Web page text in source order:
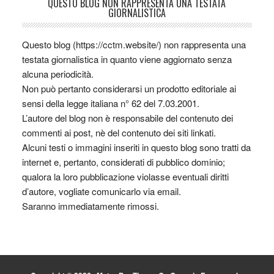
QUESTO BLOG NON RAPPRESENTA UNA TESTATA
GIORNALISTICA
Questo blog (https://cctm.website/) non rappresenta una
testata giornalistica in quanto viene aggiornato senza
alcuna periodicità.
Non può pertanto considerarsi un prodotto editoriale ai
sensi della legge italiana n° 62 del 7.03.2001.
L’autore del blog non è responsabile del contenuto dei
commenti ai post, nè del contenuto dei siti linkati.
Alcuni testi o immagini inseriti in questo blog sono tratti da
internet e, pertanto, considerati di pubblico dominio;
qualora la loro pubblicazione violasse eventuali diritti
d’autore, vogliate comunicarlo via email.
Saranno immediatamente rimossi.